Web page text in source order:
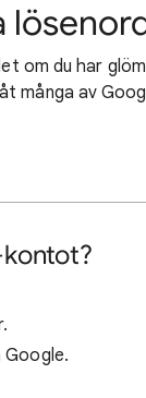
om du har
många av
Google.